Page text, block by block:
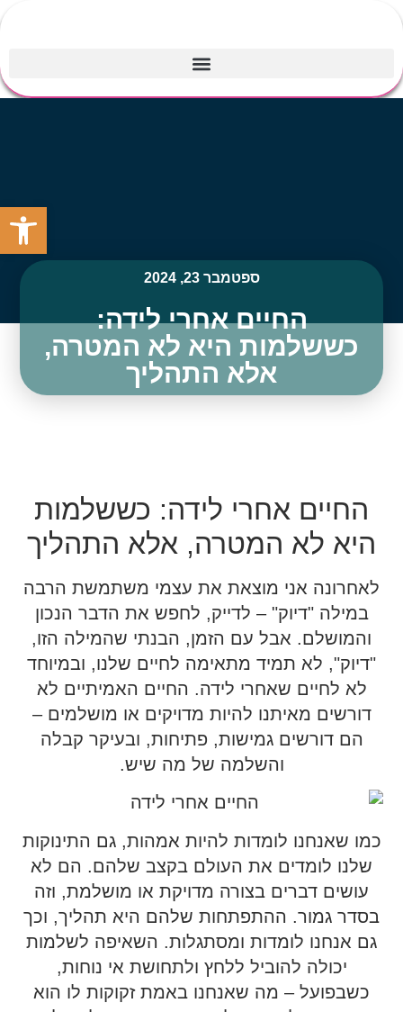
ספטמבר 23, 2024
החיים אחרי לידה:
כששלמות היא לא המטרה,
אלא התהליך
החיים אחרי לידה: כששלמות
היא לא המטרה, אלא התהליך
לאחרונה אני מוצאת את עצמי משתמשת הרבה
במילה "דיוק" – לדייק, לחפש את הדבר הנכון
והמושלם. אבל עם הזמן, הבנתי שהמילה הזו,
"דיוק", לא תמיד מתאימה לחיים שלנו, ובמיוחד
לא לחיים שאחרי לידה. החיים האמיתיים לא
דורשים מאיתנו להיות מדויקים או מושלמים –
הם דורשים גמישות, פתיחות, ובעיקר קבלה
והשלמה של מה שיש.
כמו שאנחנו לומדות להיות אמהות, גם התינוקות
שלנו לומדים את העולם בקצב שלהם. הם לא
עושים דברים בצורה מדויקת או מושלמת, וזה
בסדר גמור. ההתפתחות שלהם היא תהליך, וכך
גם אנחנו לומדות ומסתגלות. השאיפה לשלמות
יכולה להוביל ללחץ ולתחושת אי נוחות,
כשבפועל – מה שאנחנו באמת זקוקות לו הוא
פתח